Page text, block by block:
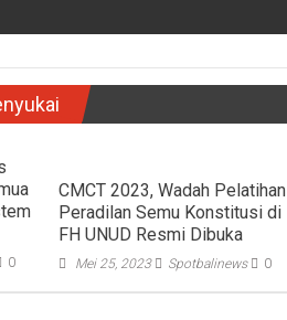
0
CMCT 2023, Wadah Pelatihan
Peradilan Semu Konstitusi di
FH UNUD Resmi Dibuka
Mei 25, 2023 Spotbalinews 0